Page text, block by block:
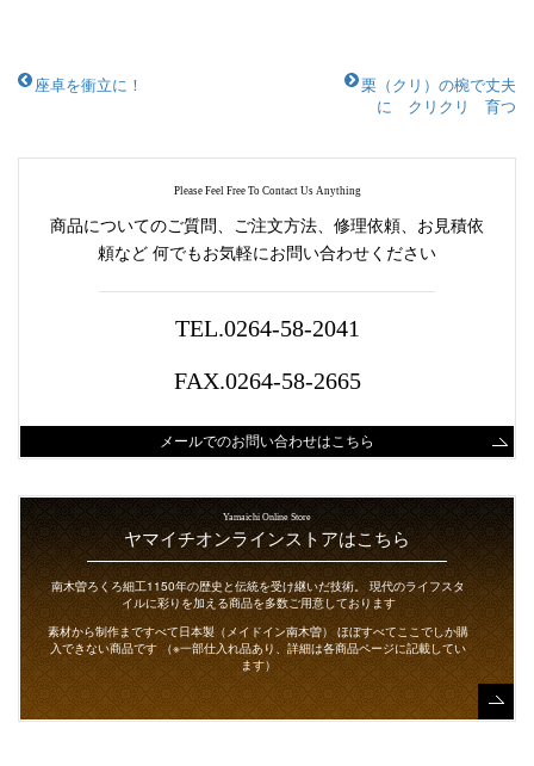
座卓を衝立に！
栗（クリ）の椀で丈夫
に クリクリ 育つ
Please Feel Free To Contact Us Anything
商品についてのご質問、ご注文方法、修理依頼、お見積依
頼など 何でもお気軽にお問い合わせください
TEL.0264-58-2041
FAX.0264-58-2665
メールでのお問い合わせはこちら
Yamaichi Online Store
ヤマイチオンラインストアはこちら
南木曽ろくろ細工1150年の歴史と伝統を受け継いだ技術。
現代のライフスタ
イルに彩りを加える商品を多数ご用意しております
素材から制作まですべて日本製（メイドイン南木曽）
ほぼすべてここでしか購
入できない商品です （※一部仕入れ品あり、詳細は各商品ページに記載してい
ます）